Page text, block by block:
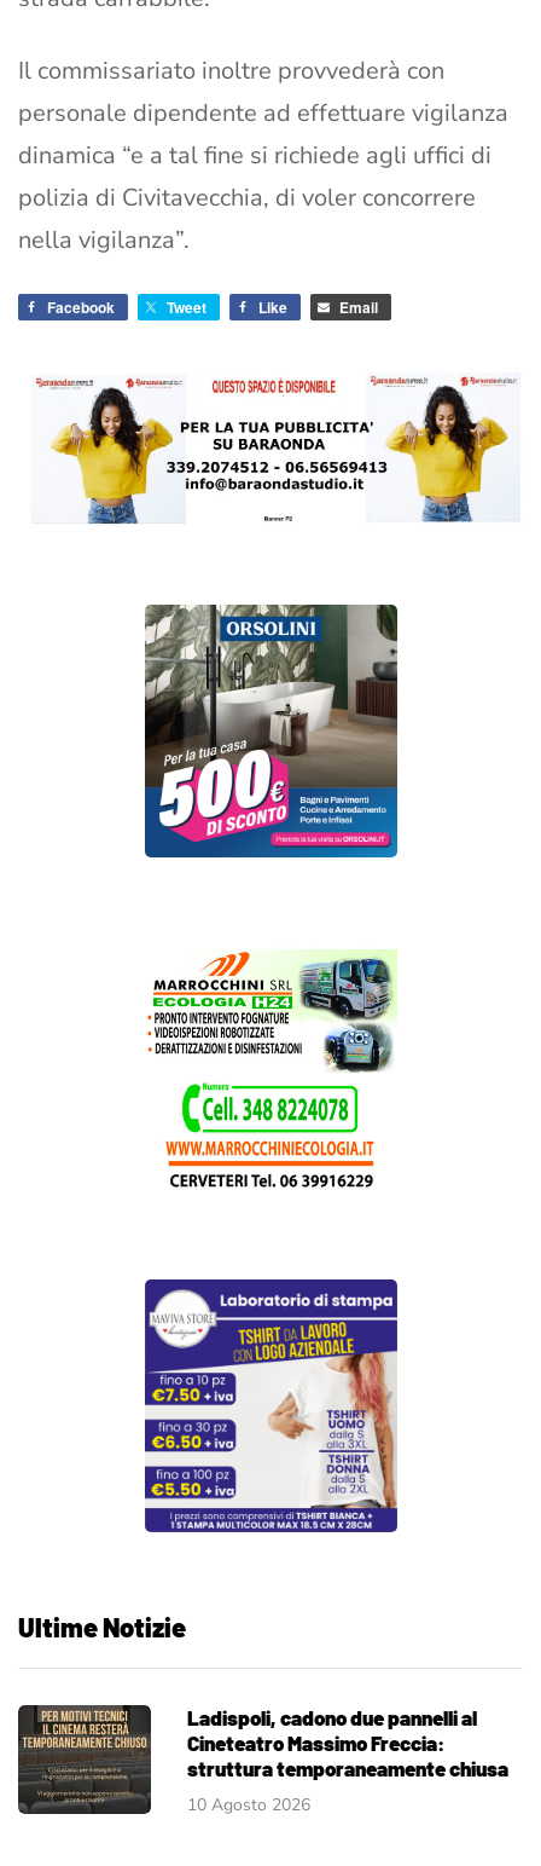
Il commissariato inoltre provvederà con
personale dipendente ad effettuare vigilanza
dinamica “e a tal fine si richiede agli uffici di
polizia di Civitavecchia, di voler concorrere
nella vigilanza”.
Facebook Tweet Like Email
Ultime Notizie
Ladispoli, cadono due pannelli al
Cineteatro Massimo Freccia:
struttura temporaneamente chiusa
10 Agosto 2026